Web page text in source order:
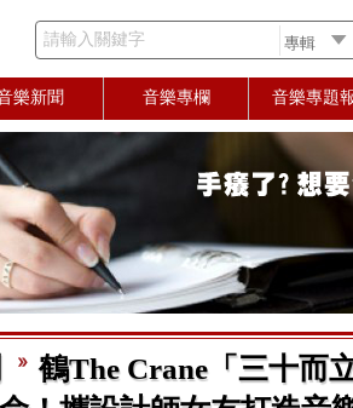
請輸入關鍵字
樂新聞 音樂專欄 音樂專題
鶴The Crane「三十而